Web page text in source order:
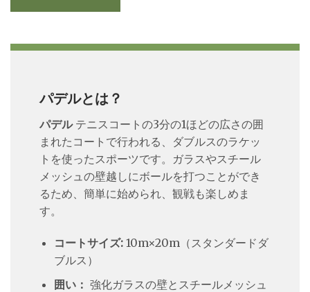
パデルとは？
パデルテニスコートの3分の1ほどの広さの囲
まれたコートで行われる、ダブルスのラケッ
トを使ったスポーツです。ガラスやスチール
メッシュの壁越しにボールを打つことができ
るため、簡単に始められ、観戦も楽しめま
す。
コートサイズ:10m×20m（スタンダードダ
ブルス）
囲い： 強化ガラスの壁とスチールメッシュ